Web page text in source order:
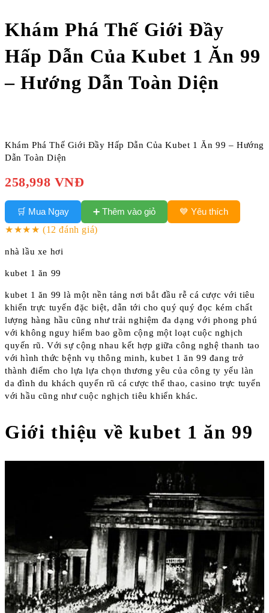
Khám Phá Thế Giới Đầy
Hấp Dẫn Của Kubet 1 Ăn 99
– Hướng Dẫn Toàn Diện
Khám Phá Thế Giới Đầy Hấp Dẫn Của Kubet 1 Ăn 99 – Hướng
Dẫn Toàn Diện
258,998 VNĐ
🛒 Mua Ngay ➕ Thêm vào giỏ
💙 Yêu thích
★★★★ (12 đánh giá)
nhà lầu xe hơi
kubet 1 ăn 99
kubet 1 ăn 99 là một nền tảng nơi bắt đầu rễ cá cược với tiêu
khiển trực tuyến đặc biệt, dẫn tới cho quý quý đọc kém chất
lượng hàng hầu cũng như trải nghiệm đa dạng với phong phú
với không nguy hiểm bao gồm cộng một loạt cuộc nghịch
quyến rũ. Với sự cộng nhau kết hợp giữa công nghệ thanh tao
với hình thức bệnh vụ thông minh, kubet 1 ăn 99 đang trở
thành điểm cho lựa lựa chọn thương yêu của công ty yếu làn
da đình du khách quyến rũ cá cược thể thao, casino trực tuyến
với hầu cũng như cuộc nghịch tiêu khiển khác.
Giới thiệu về kubet 1 ăn 99